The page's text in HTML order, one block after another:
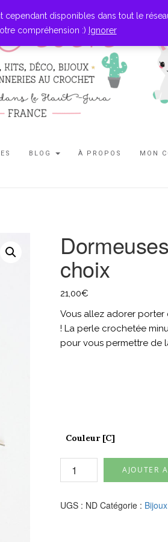
BLOG À PROPOS MON
choix
21,00€
Vous allez adorer porter
! La perle crochetée
pour vous permettre de
Couleur [C]
perle
crochet
AJOUTER
UGS : ND Catégorie :
disponibles dans tout le
compréhension :) Ignorer